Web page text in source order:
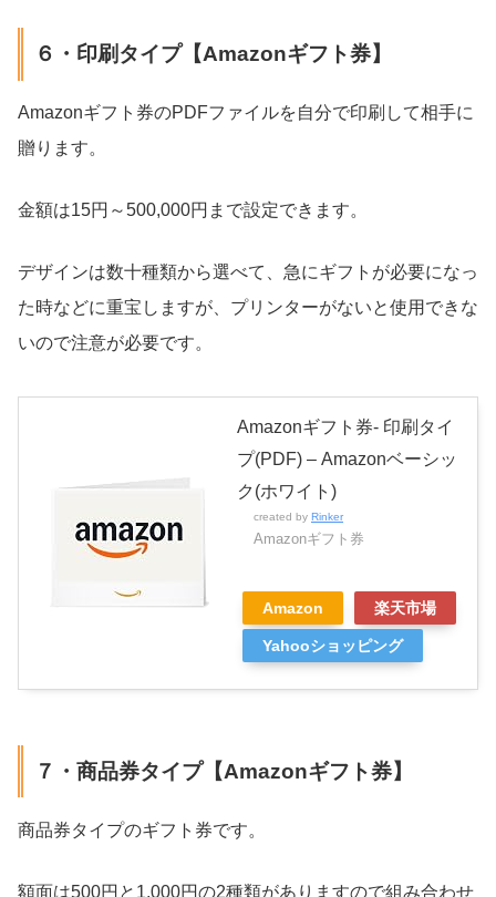
６・印刷タイプ【Amazonギフト券】
Amazonギフト券のPDFファイルを自分で印刷して相手に
贈ります。
金額は15円～500,000円まで設定できます。
デザインは数十種類から選べて、急にギフトが必要になっ
た時などに重宝しますが、プリンターがないと使用できな
いので注意が必要です。
Amazonギフト券- 印刷タイ
プ(PDF) – Amazonベーシッ
ク(ホワイト)
created by Rinker
Amazonギフト券
Amazon 楽天市場
Yahooショッピング
７・商品券タイプ【Amazonギフト券】
商品券タイプのギフト券です。
額面は500円と1,000円の2種類がありますので組み合わせ